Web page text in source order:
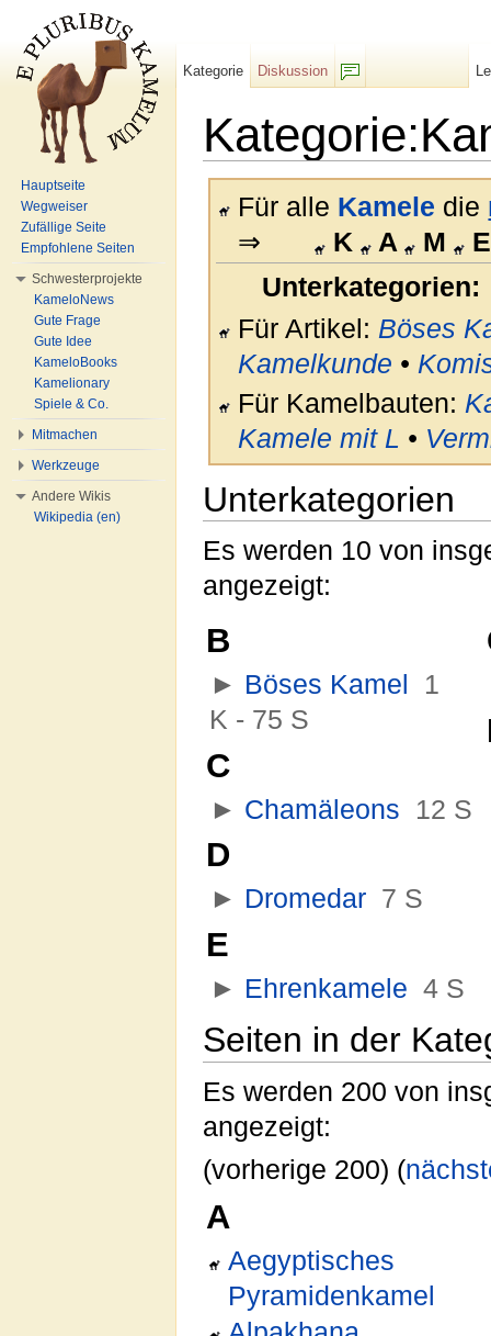
Für alle Kamele die
⇒
K A M
Unterkategorien:
Für Artikel: Böses
Kamelkunde •
Für Kamelbauten:
Kamele mit L •
Unterkategorien
Es werden 10 von
angezeigt:
B
► Böses Kamel
1
K - 75 S
C
► Chamäleons 12 S
D
► Dromedar 7 S
E
► Ehrenkamele 4 S
Seiten in der
Es werden 200 von
angezeigt:
(vorherige 200) (
A
Aegyptisches
Pyramidenkamel
Kategorie
Diskussion
Hauptseite
Wegweiser
Zufällige Seite
Empfohlene Seiten
Schwesterprojekte
KameloNews
Gute Frage
Gute Idee
KameloBooks
Kamelionary
Spiele & Co.
Mitmachen
Werkzeuge
Andere Wikis
Wikipedia (en)